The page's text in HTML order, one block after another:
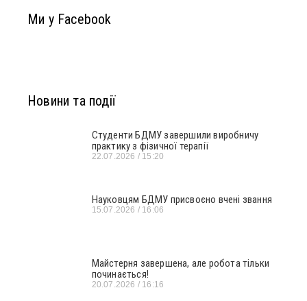
Ми у Facebook
Новини та події
Студенти БДМУ завершили виробничу
практику з фізичної терапії
22.07.2026 15:20
Науковцям БДМУ присвоєно вчені звання
15.07.2026 16:06
Майстерня завершена, але робота тільки
починається!
20.07.2026 16:16